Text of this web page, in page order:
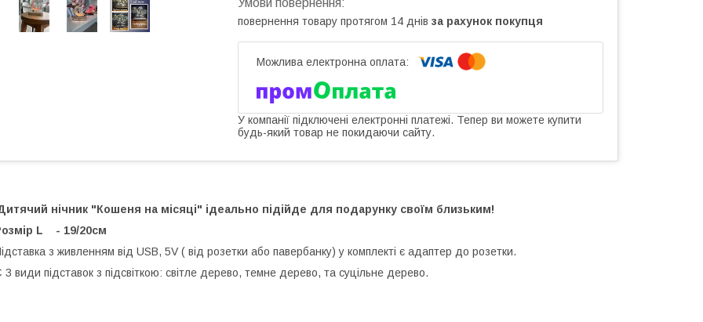
повернення товару протягом 14 днів за рахунок покупця
У компанії підключені електронні платежі. Тепер ви можете купити
будь-який товар не покидаючи сайту.
нічник "Кошеня на місяці" ідеально підійде для подарунку своїм близьким!
L - 19/20см
з живленням від USB, 5V ( від розетки або павербанку) у комплекті є адаптер до розетки.
3 види підставок з підсвіткою: світле дерево, темне дерево, та суцільне дерево.